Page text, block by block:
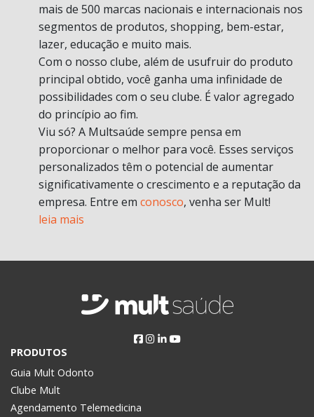
mais de 500 marcas nacionais e internacionais nos
segmentos de produtos, shopping, bem-estar,
lazer, educação e muito mais.
Com o nosso clube, além de usufruir do produto
principal obtido, você ganha uma infinidade de
possibilidades com o seu clube. É valor agregado
do princípio ao fim.
Viu só? A Multsaúde sempre pensa em
proporcionar o melhor para você. Esses serviços
personalizados têm o potencial de aumentar
significativamente o crescimento e a reputação da
empresa. Entre em conosco, venha ser Mult!
leia mais
PRODUTOS
Guia Mult Odonto
Clube Mult
Agendamento Telemedicina